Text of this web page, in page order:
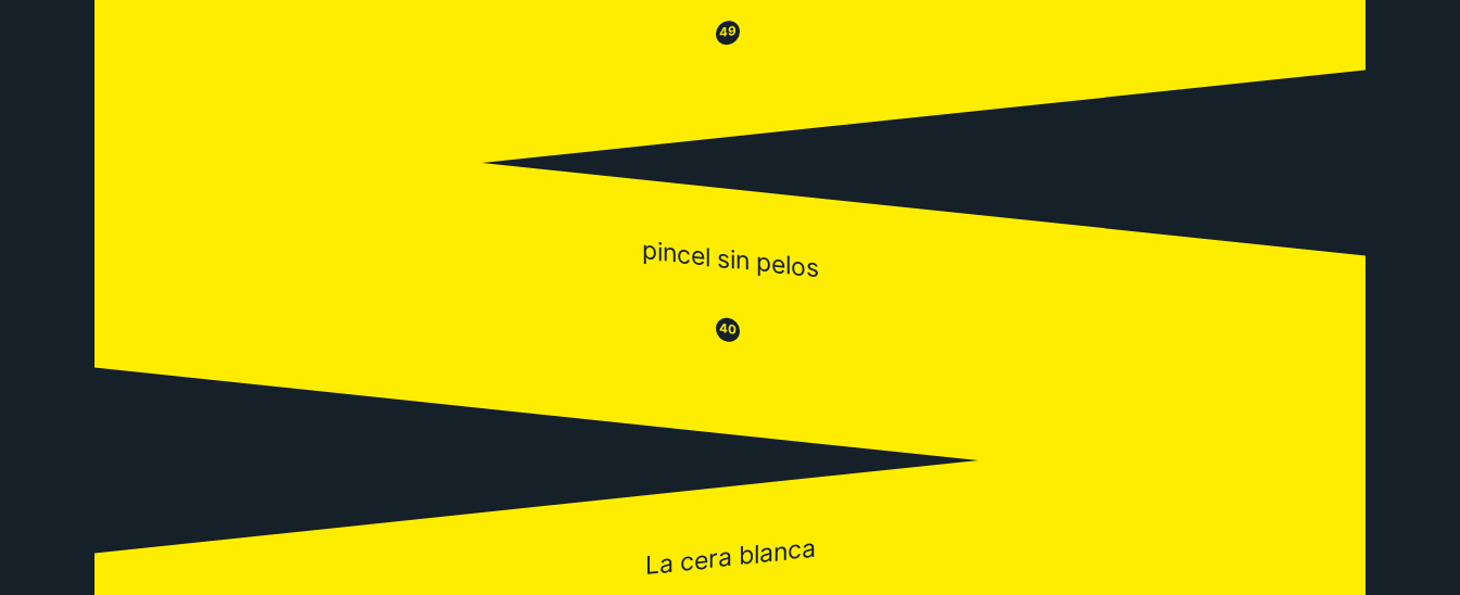
😒49 😂
pincel sin pelos
😒40😂
La cera blanca